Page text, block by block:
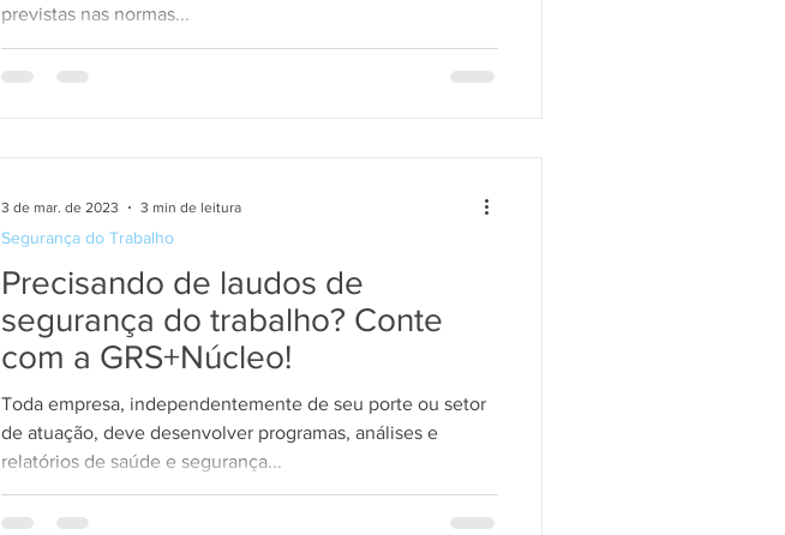
previstas nas normas...
Precisando de laudos de
segurança do trabalho? Conte
com a GRS+Núcleo!
Toda empresa, independentemente de seu porte ou setor
de atuação, deve desenvolver programas, análises e
relatórios de saúde e segurança...
Segurança do Trabalho
3 de mar. de 2023 3 min de leitura